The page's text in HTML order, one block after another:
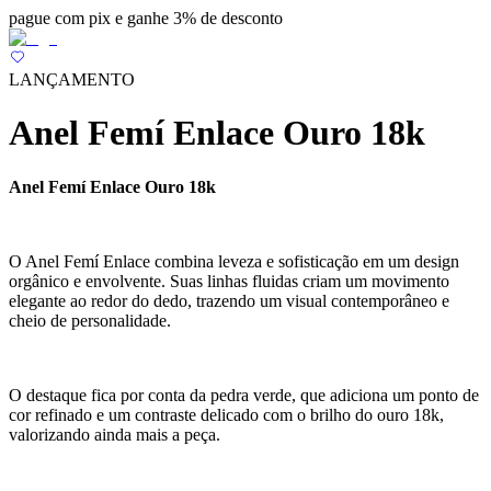
pague com pix e ganhe 3% de desconto
LANÇAMENTO
Anel Femí Enlace Ouro 18k
Anel Femí Enlace Ouro 18k
O Anel Femí Enlace combina leveza e sofisticação em um design
orgânico e envolvente. Suas linhas fluidas criam um movimento
elegante ao redor do dedo, trazendo um visual contemporâneo e
cheio de personalidade.
O destaque fica por conta da pedra verde, que adiciona um ponto de
cor refinado e um contraste delicado com o brilho do ouro 18k,
valorizando ainda mais a peça.